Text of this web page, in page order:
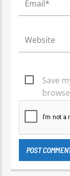
Save